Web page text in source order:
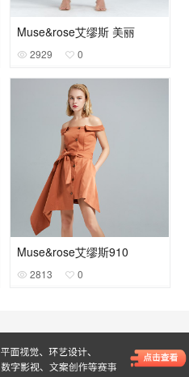
Muse&rose艾缪斯 美丽
2929 0
Muse&rose艾缪斯910
2813 0